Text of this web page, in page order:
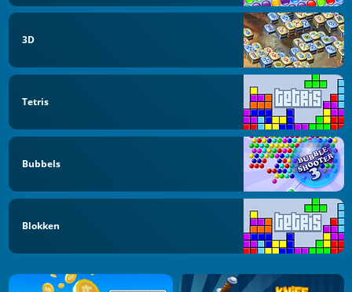
3D
Tetris
Bubbels
Blokken